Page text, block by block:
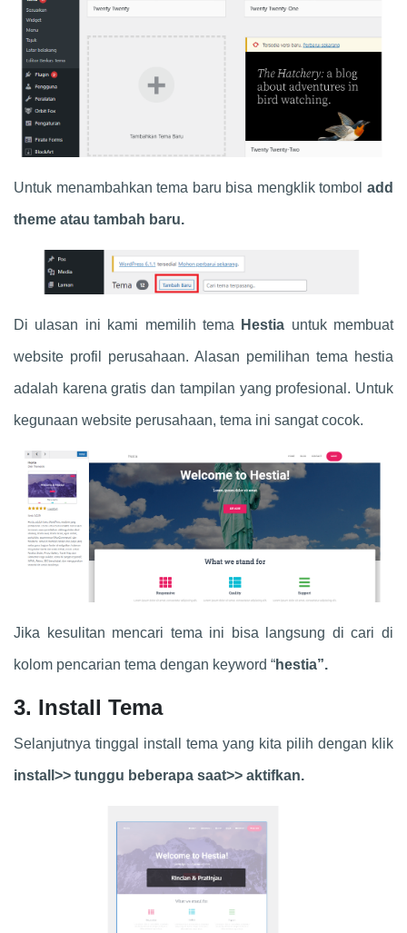
Untuk menambahkan tema baru bisa mengklik tombol add
theme atau tambah baru.
Di ulasan ini kami memilih tema Hestia untuk membuat
website profil perusahaan. Alasan pemilihan tema hestia
adalah karena gratis dan tampilan yang profesional. Untuk
kegunaan website perusahaan, tema ini sangat cocok.
Jika kesulitan mencari tema ini bisa langsung di cari di
kolom pencarian tema dengan keyword “hestia”.
3. Install Tema
Selanjutnya tinggal install tema yang kita pilih dengan klik
install>> tunggu beberapa saat>> aktifkan.